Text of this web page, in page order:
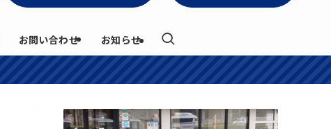
お問い合わせ お知らせ